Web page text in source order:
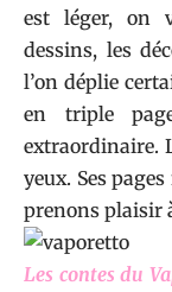
est léger, on
dessins, les
l’on déplie
en triple
extraordinaire.
yeux. Ses
prenons plaisir
Les contes du